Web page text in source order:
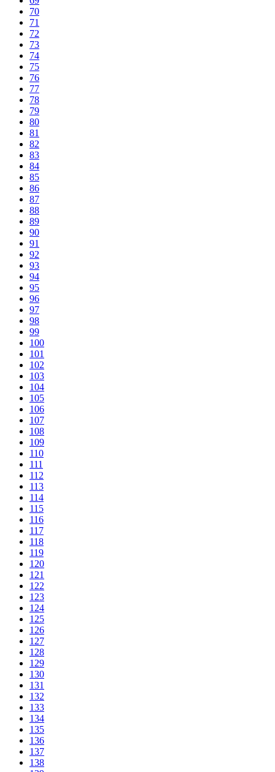
70
71
72
73
74
75
76
77
78
79
80
81
82
83
84
85
86
87
88
89
90
91
92
93
94
95
96
97
98
99
100
101
102
103
104
105
106
107
108
109
110
111
112
113
114
115
116
117
118
119
120
121
122
123
124
125
126
127
128
129
130
131
132
133
134
135
136
137
138